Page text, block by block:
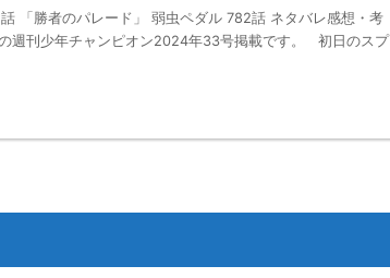
「勝者のパレード」 弱虫ペダル 782話 ネタバレ感想・考
週刊少年チャンピオン2024年33号掲載です。 初日のスプ